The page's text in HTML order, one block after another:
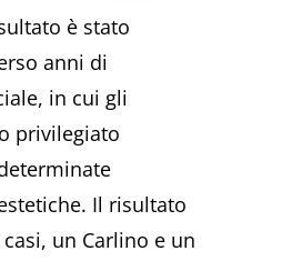
è stato
anni di
in cui gli
privilegiato
Il risultato
un Carlino e un